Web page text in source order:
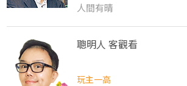
人間有晴
聰明人 客觀看
玩主一高